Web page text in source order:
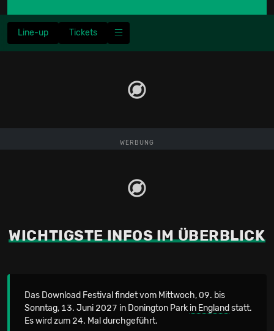
Line-up Tickets
WERBUNG
WICHTIGSTE INFOS IM ÜBERBLICK
Das Download Festival findet vom Mittwoch, 09. bis
Sonntag, 13. Juni 2027 in Donington Park in England statt.
Es wird zum 24. Mal durchgeführt.